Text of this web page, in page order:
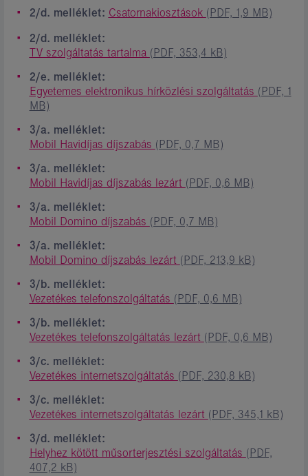
2/d. melléklet: Csatornakiosztások (PDF, 1,9 MB)
2/d. melléklet:
TV szolgáltatás tartalma (PDF, 353,4 kB)
2/e. melléklet:
Egyetemes elektronikus hírközlési szolgáltatás (PDF, 1
MB)
3/a. melléklet:
Mobil Havidíjas díjszabás (PDF, 0,7 MB)
3/a. melléklet:
Mobil Havidíjas díjszabás lezárt (PDF, 0,6 MB)
3/a. melléklet:
Mobil Domino díjszabás (PDF, 0,7 MB)
3/a. melléklet:
Mobil Domino díjszabás lezárt (PDF, 213,9 kB)
3/b. melléklet:
Vezetékes telefonszolgáltatás (PDF, 0,6 MB)
3/b. melléklet:
Vezetékes telefonszolgáltatás lezárt (PDF, 0,6 MB)
3/c. melléklet:
Vezetékes internetszolgáltatás (PDF, 230,8 kB)
3/c. melléklet:
Vezetékes internetszolgáltatás lezárt (PDF, 345,1 kB)
3/d. melléklet:
Helyhez kötött műsorterjesztési szolgáltatás (PDF,
407,2 kB)